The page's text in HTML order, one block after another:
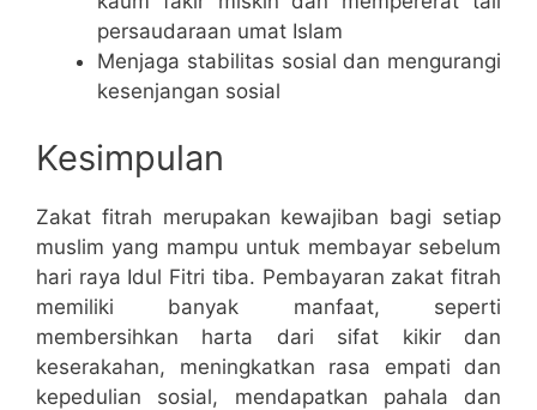
persaudaraan umat Islam
Menjaga stabilitas sosial dan mengurangi
kesenjangan sosial
Kesimpulan
Zakat fitrah merupakan kewajiban bagi setiap
muslim yang mampu untuk membayar sebelum
hari raya Idul Fitri tiba. Pembayaran zakat fitrah
memiliki banyak manfaat, seperti
membersihkan harta dari sifat kikir dan
keserakahan, meningkatkan rasa empati dan
kepedulian sosial, mendapatkan pahala dan